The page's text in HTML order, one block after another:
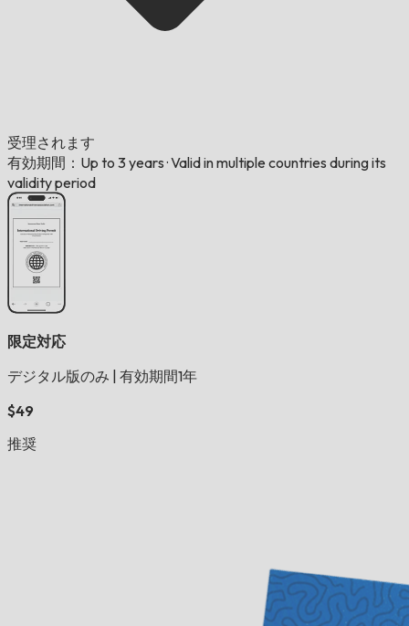
受理されます
有効期間：Up to 3 years ·Valid in multiple countries during its
validity period
限定対応
デジタル版のみ 有効期間1年
$49
推奨